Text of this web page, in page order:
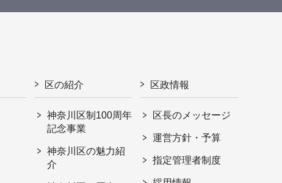
区の紹介
神奈川区制100周年
記念事業
神奈川区の魅力紹
介
区政情報
区長のメッセージ
運営方針・予算
指定管理者制度